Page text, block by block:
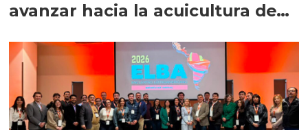
avanzar hacia la acuicultura de